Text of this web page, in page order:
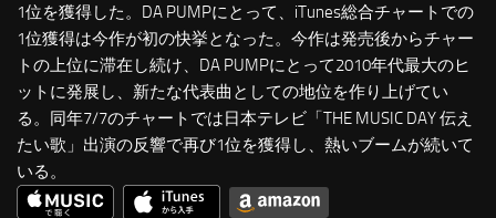
1位を獲得した。DA PUMPにとって、iTunes総合チャートでの
1位獲得は今作が初の快挙となった。今作は発売後からチャー
トの上位に滞在し続け、DA PUMPにとって2010年代最大のヒ
ットに発展し、新たな代表曲としての地位を作り上げてい
る。同年7/7のチャートでは日本テレビ「THE MUSIC DAY 伝え
たい歌」出演の反響で再び1位を獲得し、熱いブームが続いて
いる。